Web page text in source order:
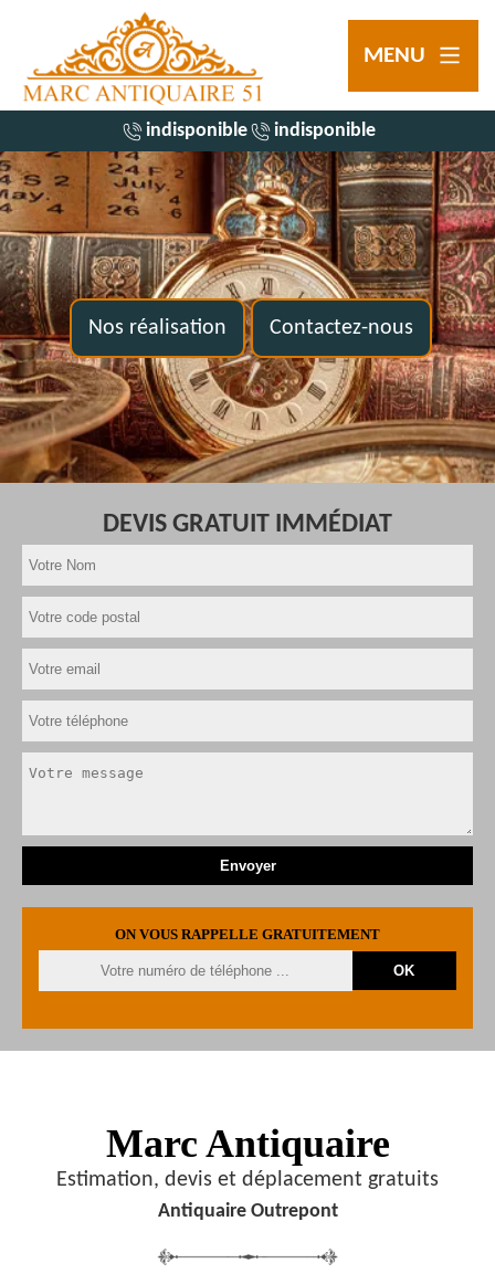
MENU
indisponible indisponible
Nos réalisation Contactez-nous
DEVIS GRATUIT IMMÉDIAT
ON VOUS RAPPELLE GRATUITEMENT
Marc Antiquaire
Estimation, devis et déplacement gratuits
Antiquaire Outrepont